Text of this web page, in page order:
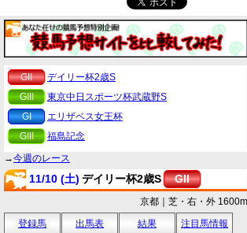
GII
デイリー杯2歳S
GIII
東京中日スポーツ杯武蔵野S
GI
エリザベス女王杯
GIII
福島記念
→今週のレース
11/10 (土) デイリー杯2歳S GII
京都｜芝・右・外 1600m
登録馬
出馬表 結果 注目馬情報